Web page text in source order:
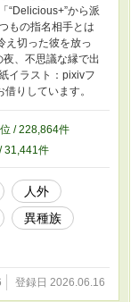
“Delicious+”から派
の指名相手とは
え切った彼を放っ
、不思議な縁で出
イラスト：pixivフ
りしています。
位 / 228,864件
31,441件
人外
異種族
登録日 2026.06.16